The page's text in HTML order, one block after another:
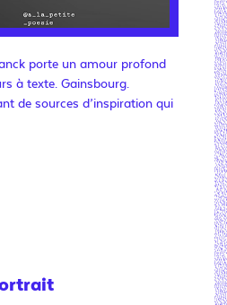
porte un amour profond
à texte. Gainsbourg.
de sources d’inspiration qui